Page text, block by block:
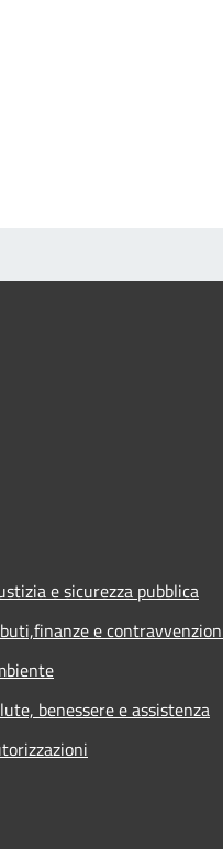
e sicurezza pubblica
e
benessere e assistenza